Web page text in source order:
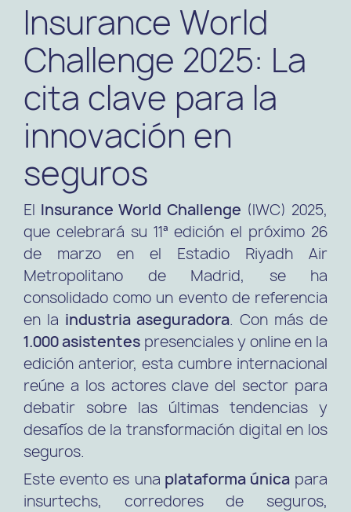
Insurance World
Challenge 2025: La
cita clave para la
innovación en
seguros
El Insurance World Challenge (IWC) 2025,
que celebrará su 11ª edición el próximo 26
de marzo en el Estadio Riyadh Air
Metropolitano de Madrid, se ha
consolidado como un evento de referencia
en la industria aseguradora. Con más de
1.000 asistentes presenciales y online en la
edición anterior, esta cumbre internacional
reúne a los actores clave del sector para
debatir sobre las últimas tendencias y
desafíos de la transformación digital en los
seguros.
Este evento es una plataforma únicapara
insurtechs, corredores de seguros,